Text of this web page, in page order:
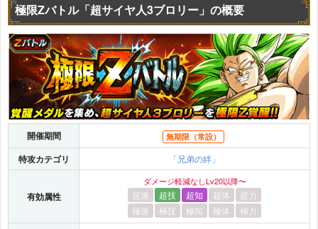
極限Zバトル「超サイヤ人3ブロリー」の概要
開催期間 無期限（常設）
特攻カテゴリ 「兄弟の絆」
有効属性
ダメージ軽減なしLv20以降〜
超速 超技 超知 超体
超力
極速
極技 極知 極体 極力